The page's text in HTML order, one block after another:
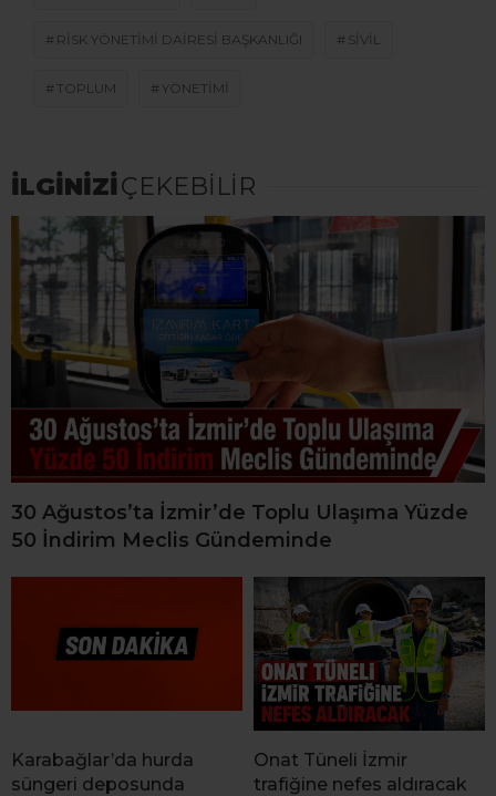
RISK YÖNETIMI DAIRESI BAŞKANLIĞI SIVIL
TOPLUM YÖNETIMI
İLGİNİZİÇEKEBİLİR
30 Ağustos’ta İzmir’de Toplu Ulaşıma Yüzde
50 İndirim Meclis Gündeminde
Karabağlar’da hurda
süngeri deposunda
Onat Tüneli İzmir
trafiğine nefes aldıracak